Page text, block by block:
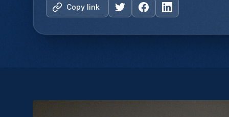
Copy link